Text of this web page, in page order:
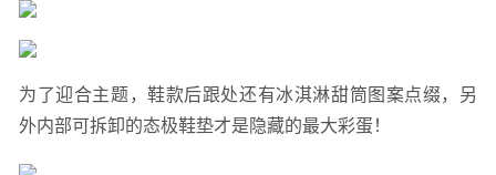
为了迎合主题，鞋款后跟处还有冰淇淋甜筒图案点缀，另
外内部可拆卸的态极鞋垫才是隐藏的最大彩蛋！